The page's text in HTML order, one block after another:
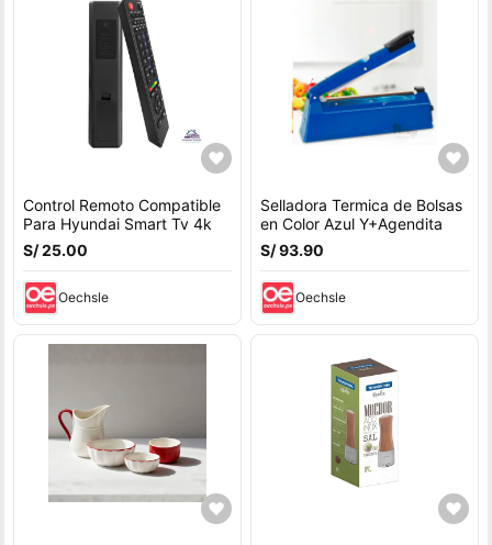
Control Remoto Compatible
Para Hyundai Smart Tv 4k
S/ 25.00
Oechsle
Selladora Termica de Bolsas
en Color Azul Y+Agendita
S/ 93.90
Oechsle